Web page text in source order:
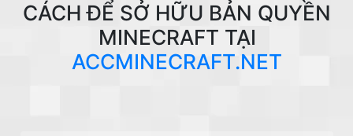
CÁCH ĐỂ SỞ HỮU BẢN QUYỀN
MINECRAFT TẠI
ACCMINECRAFT.NET